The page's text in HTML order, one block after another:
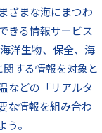
ざまな海にまつわ
きる情報サービス
洋生物、保全、海
する情報を対象と
などの「リアルタ
な情報を組み合わ
。